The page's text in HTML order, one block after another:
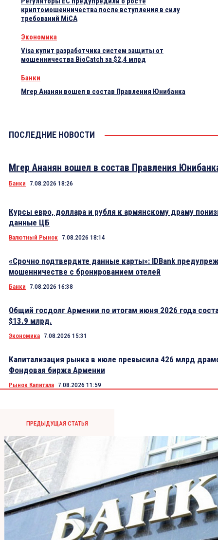
криптомошенничества после вступления в силу
требований MiCA
Экономика
Visa купит разработчика систем защиты от
мошенничества BioCatch за $2,4 млрд
Банки
Мгер Ананян вошел в состав Правления Юнибанка
ПОСЛЕДНИЕ НОВОСТИ
Мгер Ананян вошел в состав Правления
Банки 7.08.2026 18:26
Курсы евро, доллара и рубля к армянскому драму
данные ЦБ
Валютный Рынок 7.08.2026 18:14
«Срочно подтвердите данные карты»: IDBank
мошенничестве с бронированием отелей
Банки 7.08.2026 16:38
Общий госдолг Армении по итогам июня 2026 года
$13.9 млрд.
Экономика 7.08.2026 15:31
Капитализация рынка в июле превысила 426 млрд
Фондовая биржа Армении
Рынок Капитала 7.08.2026 11:59
ПРЕДЫДУЩАЯ СТАТЬЯ